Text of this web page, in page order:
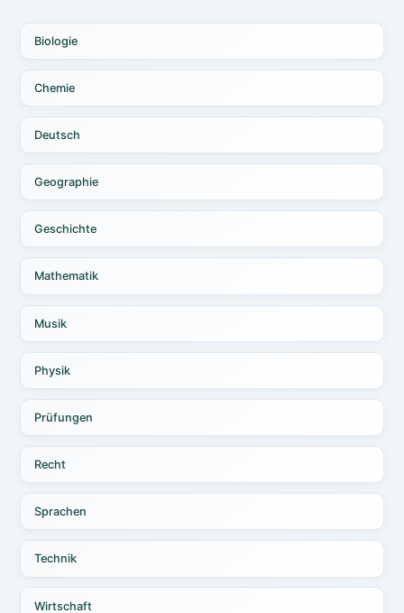
Biologie
Chemie
Deutsch
Geographie
Geschichte
Mathematik
Musik
Physik
Prüfungen
Recht
Sprachen
Technik
Wirtschaft